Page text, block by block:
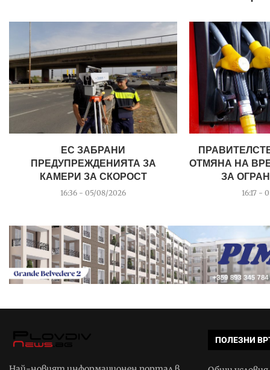
ЕС ЗАБРАНИ
ПРЕДУПРЕЖДЕНИЯТА ЗА
КАМЕРИ ЗА СКОРОСТ
16:36 - 05/08/2026
ОТМЯНА НА
ЗА
16:17 -
ПОЛЕЗНИ